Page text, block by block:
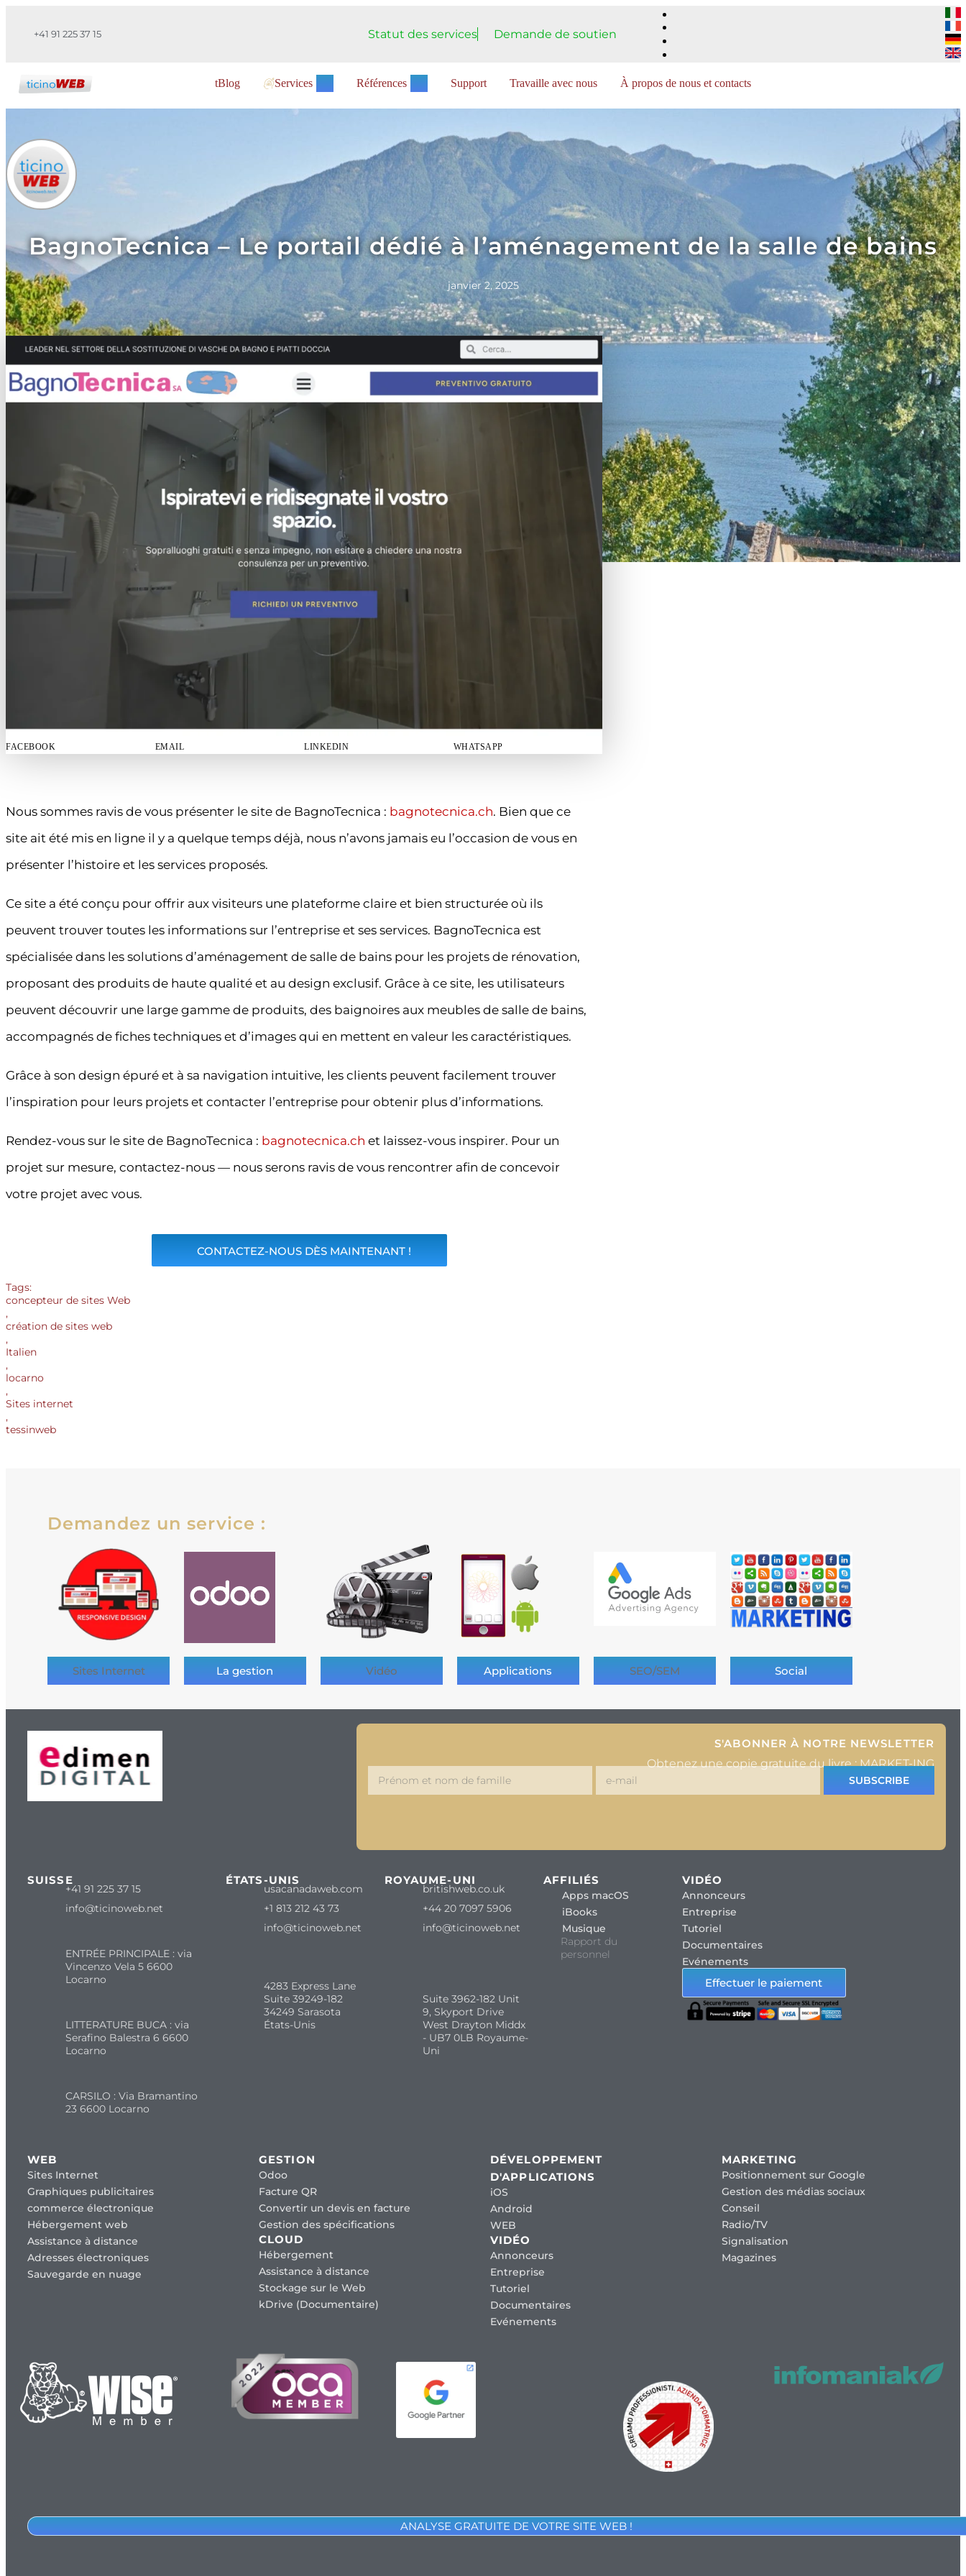
+41 91 225 37 15 Statut des services Demande de soutien
tBlog Services Références Support Travaille avec nous À propos de nous et contacts
BagnoTecnica – Le portail dédié à l’aménagement de la salle de bains
janvier 2, 2025
FACEBOOK EMAIL LINKEDIN WHATSAPP
Nous sommes ravis de vous présenter le site de BagnoTecnica : bagnotecnica.ch. Bien que ce
site ait été mis en ligne il y a quelque temps déjà, nous n’avons jamais eu l’occasion de vous en
présenter l’histoire et les services proposés.
Ce site a été conçu pour offrir aux visiteurs une plateforme claire et bien structurée où ils
peuvent trouver toutes les informations sur l’entreprise et ses services. BagnoTecnica est
spécialisée dans les solutions d’aménagement de salle de bains pour les projets de rénovation,
proposant des produits de haute qualité et au design exclusif. Grâce à ce site, les utilisateurs
peuvent découvrir une large gamme de produits, des baignoires aux meubles de salle de bains,
accompagnés de fiches techniques et d’images qui en mettent en valeur les caractéristiques.
Grâce à son design épuré et à sa navigation intuitive, les clients peuvent facilement trouver
l’inspiration pour leurs projets et contacter l’entreprise pour obtenir plus d’informations.
Rendez-vous sur le site de BagnoTecnica : bagnotecnica.ch et laissez-vous inspirer. Pour un
projet sur mesure, contactez-nous — nous serons ravis de vous rencontrer afin de concevoir
votre projet avec vous.
CONTACTEZ-NOUS DÈS MAINTENANT !
Tags:
concepteur de sites Web
,
création de sites web
,
Italien
,
locarno
,
Sites internet
,
tessinweb
Demandez un service :
Sites Internet La gestion Vidéo Applications SEO/SEM Social
S'ABONNER À NOTRE NEWSLETTER
Obtenez une copie gratuite du livre : MARKET-ING
SUBSCRIBE
SUISSE
+41 91 225 37 15
info@ticinoweb.net
ENTRÉE PRINCIPALE : via
Vincenzo Vela 5 6600
Locarno
LITTERATURE BUCA : via
Serafino Balestra 6 6600
Locarno
CARSILO : Via Bramantino
23 6600 Locarno
ÉTATS-UNIS
usacanadaweb.com
+1 813 212 43 73
info@ticinoweb.net
4283 Express Lane
Suite 39249-182
34249 Sarasota
États-Unis
ROYAUME-UNI
britishweb.co.uk
+44 20 7097 5906
info@ticinoweb.net
Suite 3962-182 Unit
9, Skyport Drive
West Drayton Middx
- UB7 0LB Royaume-
Uni
AFFILIÉS
Apps macOS
iBooks
Musique
Rapport du
personnel
VIDÉO
Annonceurs
Entreprise
Tutoriel
Documentaires
Evénements
Effectuer le paiement
WEB
Sites Internet
Graphiques publicitaires
commerce électronique
Hébergement web
Assistance à distance
Adresses électroniques
Sauvegarde en nuage
GESTION
Odoo
Facture QR
Convertir un devis en facture
Gestion des spécifications
CLOUD
Hébergement
Assistance à distance
Stockage sur le Web
kDrive (Documentaire)
DÉVELOPPEMENT
D'APPLICATIONS
iOS
Android
WEB
VIDÉO
Annonceurs
Entreprise
Tutoriel
Documentaires
Evénements
MARKETING
Positionnement sur Google
Gestion des médias sociaux
Conseil
Radio/TV
Signalisation
Magazines
ANALYSE GRATUITE DE VOTRE SITE WEB !